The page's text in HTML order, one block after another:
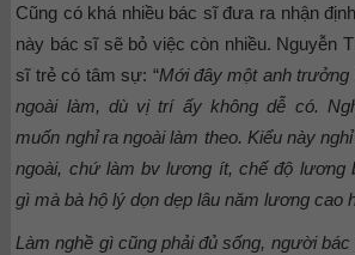
Cũng có khá nhiều bác sĩ đưa ra nhận
này bác sĩ sẽ bỏ việc còn nhiều. Nguyễn
sĩ trẻ có tâm sự: “Mới đây một anh trưởng
ngoài làm, dù vị trí ấy không dễ có.
muốn nghỉ ra ngoài làm theo. Kiểu này
ngoài, chứ làm bv lương ít, chế độ lương
gì mà bà hộ lý dọn dẹp lâu năm lương cao
Làm nghề gì cũng phải đủ sống, người